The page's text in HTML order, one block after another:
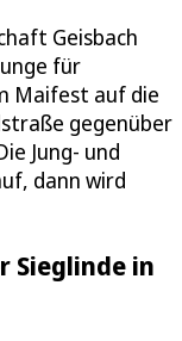
Geisbach
für
Maifest auf die
gegenüber
Jung- und
dann wird
Sieglinde in